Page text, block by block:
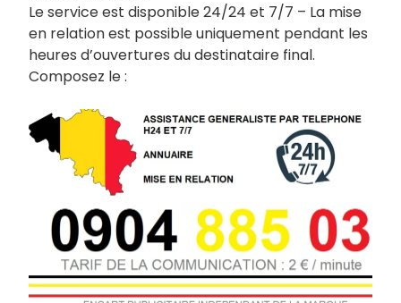
Le service est disponible 24/24 et 7/7 – La mise
en relation est possible uniquement pendant les
heures d’ouvertures du destinataire final.
Composez le :